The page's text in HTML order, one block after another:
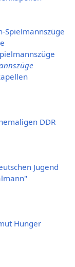
Spielmannszüge
DDR
Jugend
Hunger